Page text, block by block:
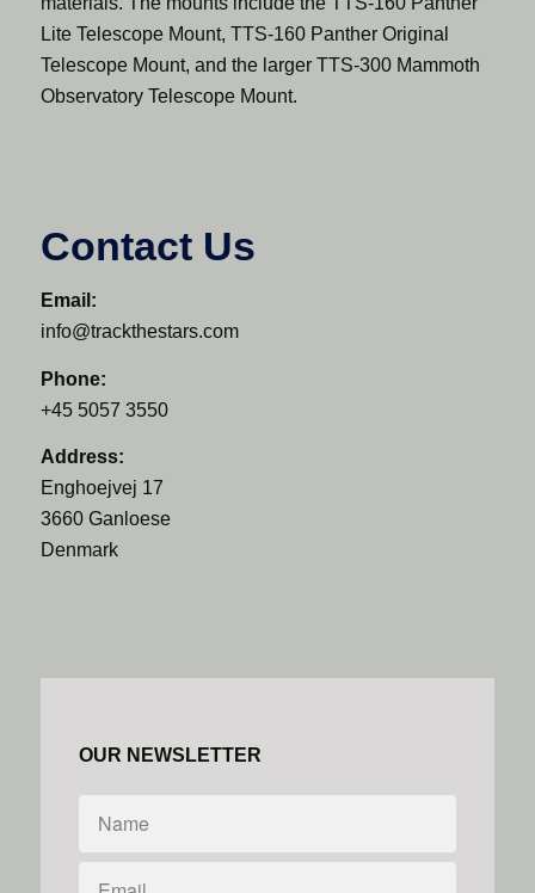
Lite Telescope Mount, TTS-160 Panther Original
Telescope Mount, and the larger TTS-300 Mammoth
Observatory Telescope Mount.
Contact Us
Email:
info@trackthestars.com
Phone:
+45 5057 3550
Address:
Enghoejvej 17
3660 Ganloese
Denmark
OUR NEWSLETTER